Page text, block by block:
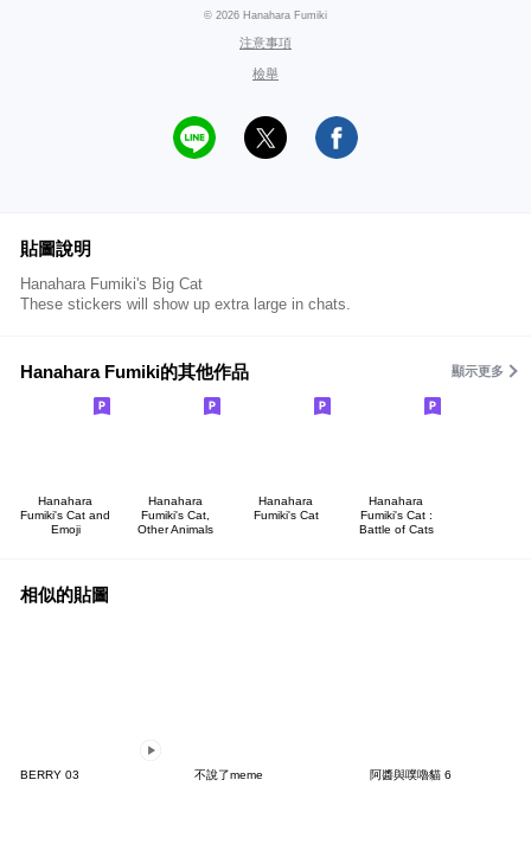
© 2026 Hanahara Fumiki
注意事項
檢舉
貼圖說明
Hanahara Fumiki's Big Cat
These stickers will show up extra large in chats.
Hanahara Fumiki的其他作品 顯示更多
Hanahara
Fumiki's Cat and
Emoji
Hanahara
Fumiki's Cat,
Other Animals
Hanahara
Fumiki's Cat
Hanahara
Fumiki's Cat :
Battle of Cats
相似的貼圖
BERRY 03 不說了meme 阿醬與噗嚕貓 6